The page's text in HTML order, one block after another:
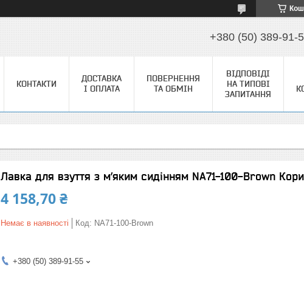
+380 (50) 389-91-
КОНТАКТИ
ДОСТАВКА
І ОПЛАТА
ПОВЕРНЕННЯ
ТА ОБМІН
ВІДПОВІДІ
НА ТИПОВІ
ЗАПИТАННЯ
Лавка для взуття з м’яким сидінням NA71-100-Brown
4 158,70 ₴
Немає в наявності Код: NA71-100-Brown
+380 (50) 389-91-55